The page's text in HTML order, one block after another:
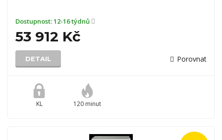
Dostupnost:12-16 týdnů
53 912 Kč
DETAIL Porovnat
KL 120 minut